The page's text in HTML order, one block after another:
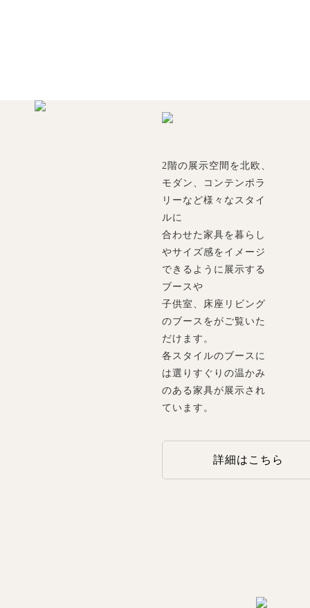
2階の展示空間を北欧、
モダン、コンテンポラ
リーなど様々なスタイ
ルに
合わせた家具を暮らし
やサイズ感をイメージ
できるように展示する
ブースや
子供室、床座リビング
のブースをがご覧いた
だけます。
各スタイルのブースに
は選りすぐりの温かみ
のある家具が展示され
ています。
詳細はこちら